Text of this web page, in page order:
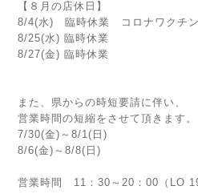
【８月の店休日】
8/4(水) 臨時休業 コロナワクチン
8/25(水) 臨時休業
8/27(金) 臨時休業
また、県からの時短要請に伴い、
営業時間の短縮をさせて頂きます。
7/30(金)～8/1(日)
8/6(金)～8/8(日)
営業時間 11：30～20：00（LO 19